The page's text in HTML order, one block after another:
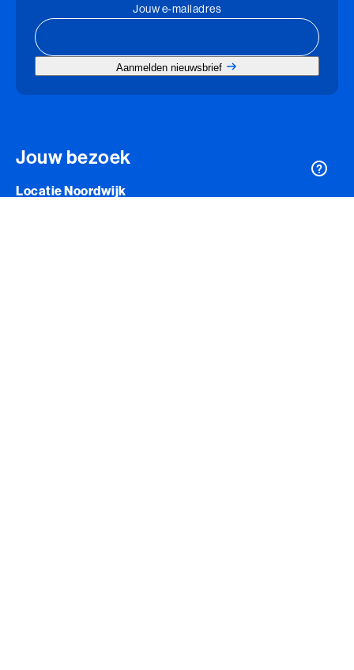
Jouw e-mailadres
Aanmelden nieuwsbrief
Jouw bezoek
Locatie Noordwijk